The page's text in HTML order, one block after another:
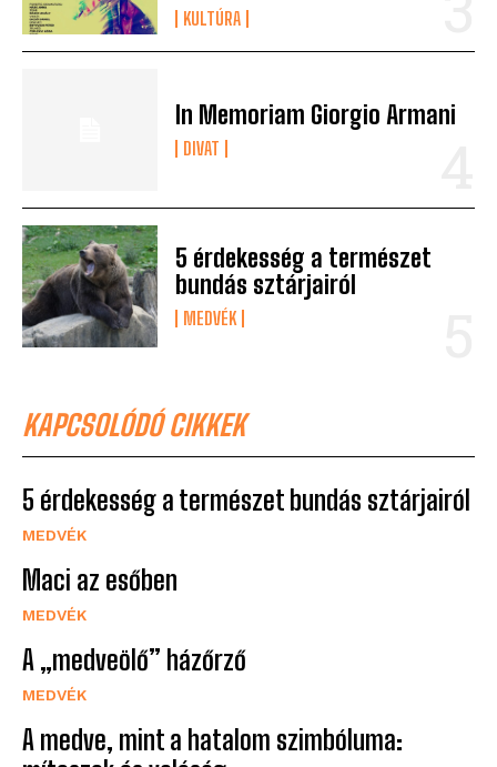
KULTÚRA
In Memoriam Giorgio Armani
DIVAT
5 érdekesség a természet
bundás sztárjairól
MEDVÉK
KAPCSOLÓDÓ CIKKEK
5 érdekesség a természet bundás sztárjairól
MEDVÉK
Maci az esőben
MEDVÉK
A „medveölő” házőrző
MEDVÉK
A medve, mint a hatalom szimbóluma: